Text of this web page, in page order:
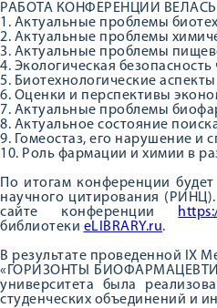
РАБОТА КОНФЕРЕНЦИИ
1. Актуальные проблемы
2. Актуальные проблемы
3. Актуальные проблемы
4. Экологическая безопасность
5. Биотехнологические
6. Оценки и перспективы
7. Актуальные проблемы
8. Актуальное состояние
9. Гомеостаз, его нарушение и
10. Роль фармации и химии в
По итогам конференции
научного цитирования
сайте конференции
библиотеки eLIBRARY.ru.
В результате проведенной IХ
«ГОРИЗОНТЫ
университета была
студенческих объединений и